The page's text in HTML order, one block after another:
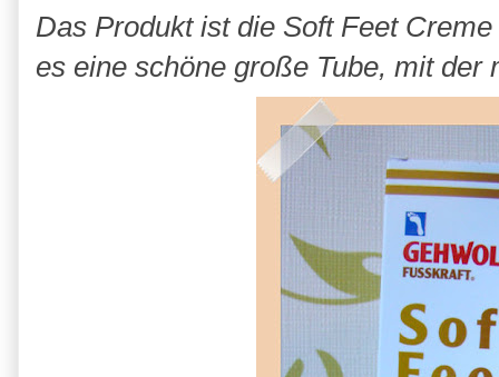
Das Produkt ist die Soft Feet
es eine schöne große Tube, mit der